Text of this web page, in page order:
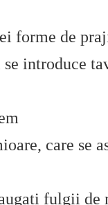
forme de
introduce
care se
fulgii de